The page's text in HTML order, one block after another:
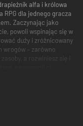
alfa i królowa
RPG dla jednego gracza
Zaczynając jako
powoli wspinając się w
duży i zróżnicowany
– zarówno
a rozwiniesz się i
ponieważ aby zemścić
zamienić się w
w siłę.